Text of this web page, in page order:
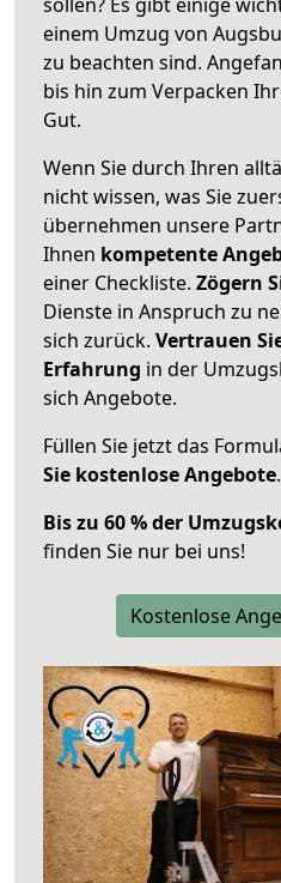
einem Umzug von
zu beachten sind.
bis hin zum Verpacken
Gut.
Wenn Sie durch Ihren
nicht wissen, was Sie
übernehmen unsere
Ihnen kompetente
einer Checkliste. Zögern
Dienste in Anspruch zu
sich zurück. Vertrauen
Erfahrung in der
sich Angebote.
Füllen Sie jetzt das
Sie kostenlose Angebote.
Bis zu 60 % der
finden Sie nur bei uns!
Kostenlose